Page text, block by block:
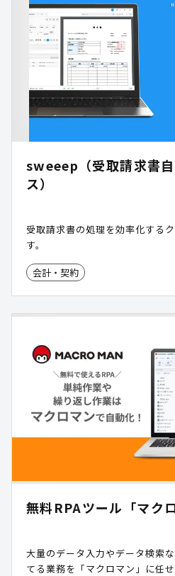
sweeep（受取請求書
ス）
受取請求書の処理を効率化する
す。
会計・契約
無料RPAツール「マク
大量のデータ入力やデータ検索
てる業務を「マクロマン」に任